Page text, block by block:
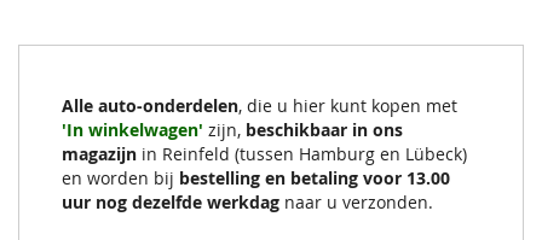
Alle auto-onderdelen, die u hier kunt kopen met
'In winkelwagen' zijn, beschikbaar in ons
magazijn in Reinfeld (tussen Hamburg en Lübeck)
en worden bij bestelling en betaling voor 13.00
uur nog dezelfde werkdag naar u verzonden.